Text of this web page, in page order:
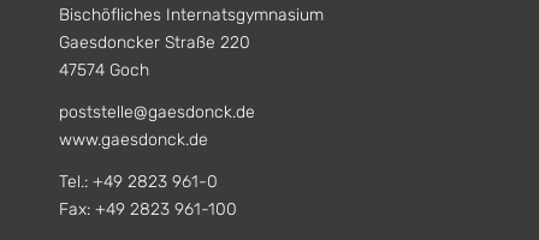
Bischöfliches Internatsgymnasium
Gaesdoncker Straße 220
47574 Goch
poststelle@gaesdonck.de
www.gaesdonck.de
Tel.: +49 2823 961-0
Fax: +49 2823 961-100